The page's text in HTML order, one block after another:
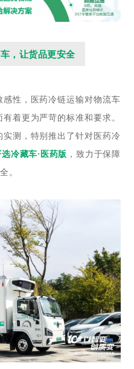
，让货品更安全
性，医药冷链运输对物流车
有着更为严苛的标准和要求。
实测，特别推出了针对医药冷
冷藏车·医药版 ，致力于保障
。